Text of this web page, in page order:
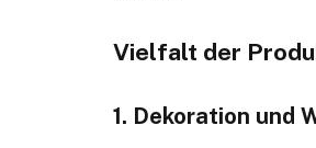
Vielfalt der
1. Dekoration und